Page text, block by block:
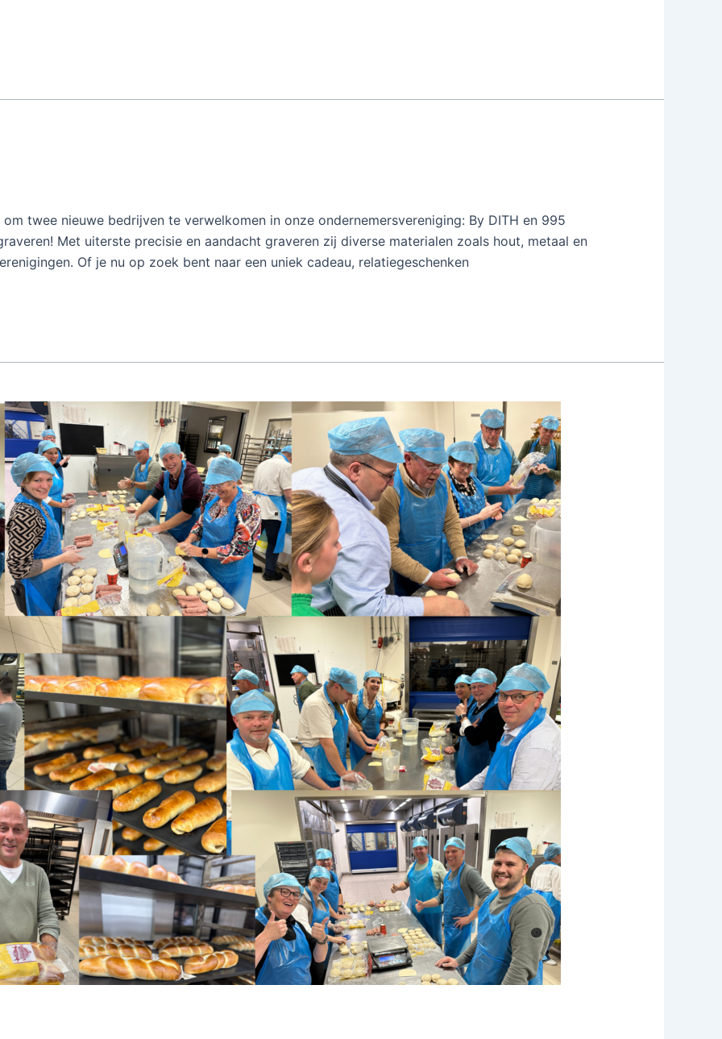
twee nieuwe bedrijven te verwelkomen in onze ondernemersvereniging: By DITH en 995
Met uiterste precisie en aandacht graveren zij diverse materialen zoals hout, metaal en
Of je nu op zoek bent naar een uniek cadeau, relatiegeschenken